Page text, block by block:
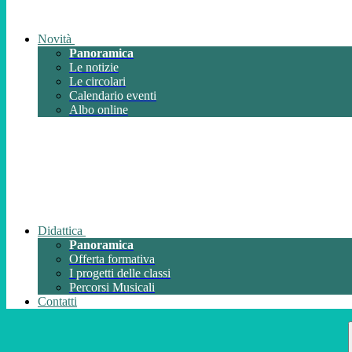
Novità
Panoramica
Le notizie
Le circolari
Calendario eventi
Albo online
Didattica
Panoramica
Offerta formativa
I progetti delle classi
Percorsi Musicali
Contatti